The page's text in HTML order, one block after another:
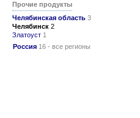
Прочие продукты
Челябинская область 3
Челябинск 2
Златоуст 1
Россия 16 - все регионы